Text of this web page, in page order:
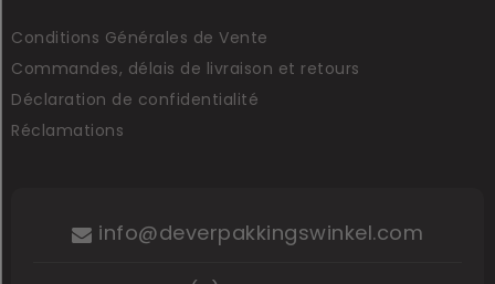
Conditions Générales de Vente
Commandes, délais de livraison et retours
Déclaration de confidentialité
Réclamations
info@deverpakkingswinkel.com